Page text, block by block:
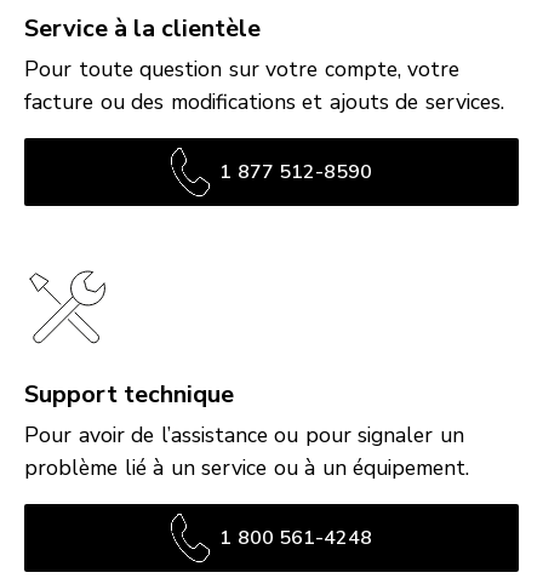
Service à la clientèle
Pour toute question sur votre compte, votre
facture ou des modifications et ajouts de services.
1 877 512-8590
Support technique
Pour avoir de l’assistance ou pour signaler un
problème lié à un service ou à un équipement.
1 800 561-4248